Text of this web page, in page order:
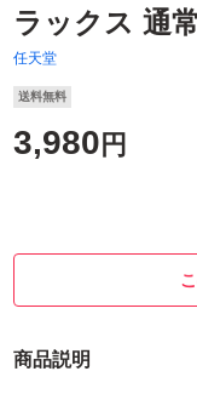
ラックス 通
任天堂
送料無料
3,980 円
商品説明